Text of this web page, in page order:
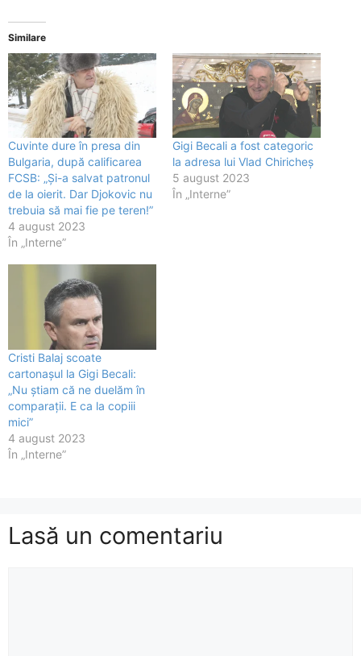
Similare
Cuvinte dure în presa din
Bulgaria, după calificarea
FCSB: „Și-a salvat patronul
de la oierit. Dar Djokovic nu
trebuia să mai fie pe teren!”
4 august 2023
În „Interne”
Gigi Becali a fost categoric
la adresa lui Vlad Chiricheș
5 august 2023
În „Interne”
Cristi Balaj scoate
cartonașul la Gigi Becali:
„Nu știam că ne duelăm în
comparații. E ca la copiii
mici”
4 august 2023
În „Interne”
Lasă un comentariu